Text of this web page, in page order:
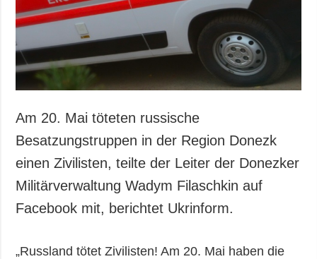
Am 20. Mai töteten russische
Besatzungstruppen in der Region Donezk
einen Zivilisten, teilte der Leiter der Donezker
Militärverwaltung Wadym Filaschkin auf
Facebook mit, berichtet Ukrinform.
„Russland tötet Zivilisten! Am 20. Mai haben die